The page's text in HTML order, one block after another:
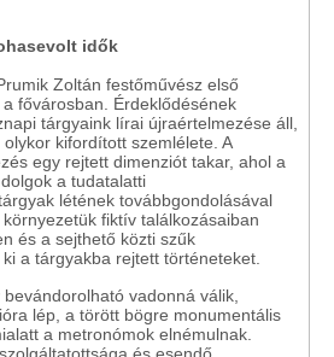
idők
Zoltán festőművész első
fővárosban. Érdeklődésének
tárgyaink lírai újraértelmezése áll,
kifordított szemlélete. A
egy rejtett dimenziót takar, ahol a
a tudatalatti
létének továbbgondolásával
fiktív találkozásaiban
és a sejthető közti szűk
a tárgyakba rejtett történeteket.
vadonná válik,
lép, a törött bögre monumentális
a metronómok elnémulnak.